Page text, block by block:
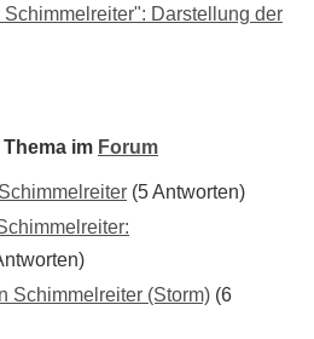
Darstellung der
im Forum
(5 Antworten)
Schimmelreiter (Storm) (6